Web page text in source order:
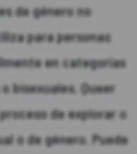
de género no
para personas
en categorías
bisexuales. Queer
de explorar o
o de género. Puede